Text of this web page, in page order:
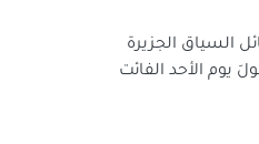
السياق الجزيرة
يوم الأحد الفائت